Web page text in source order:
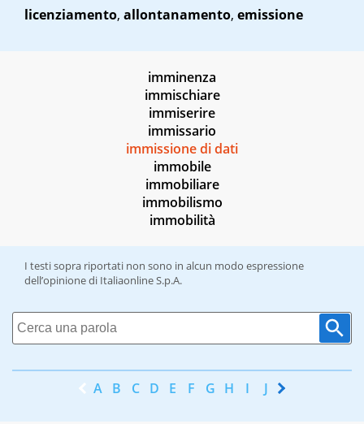
licenziamento, allontanamento, emissione
imminenza
immischiare
immiserire
immissario
immissione di dati
immobile
immobiliare
immobilismo
immobilità
I testi sopra riportati non sono in alcun modo espressione
dell’opinione di Italiaonline S.p.A.
A B C D E F G H I J K